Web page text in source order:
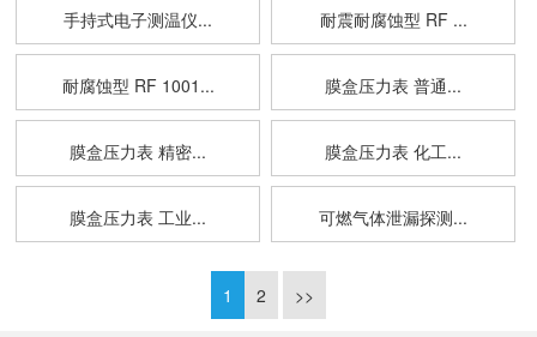
手持式电子测温仪... 耐震耐腐蚀型 RF ...
耐腐蚀型 RF 1001... 膜盒压力表 普通...
膜盒压力表 精密... 膜盒压力表 化工...
膜盒压力表 工业... 可燃气体泄漏探测...
1 2 >>